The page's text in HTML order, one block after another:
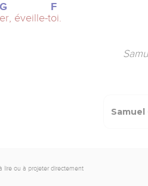
G
F
éveille-toi.
Samuel
lire ou à projeter directement